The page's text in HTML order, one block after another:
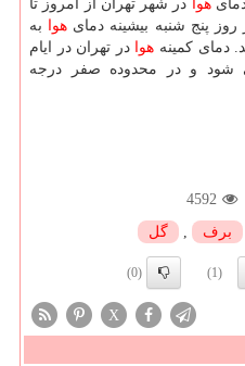
هوا در شهر تهران از امروز تا
پنج شنبه بیشینه دمای هوا به
هوا در تهران در ایام
شود و در محدوده صفر درجه
4592
برف , گل
(1)
(0)
X